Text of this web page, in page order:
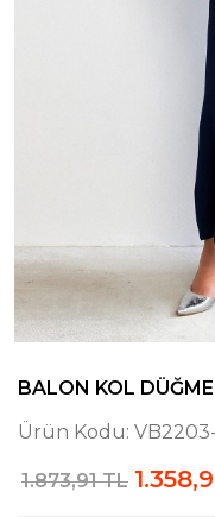
BALON KOL
Ürün Kodu:
1.873,91 TL